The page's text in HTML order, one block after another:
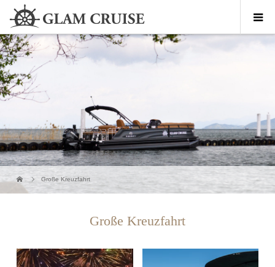
Große Kreuzfahrt
Große Kreuzfahrt